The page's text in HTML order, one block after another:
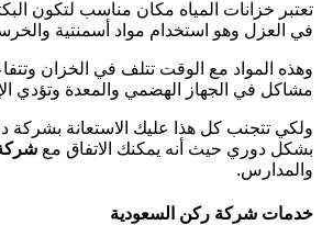
تعتبر خزانات المياه مكان مناسب لتكون
في العزل وهو استخدام مواد أسمنتية
وهذه المواد مع الوقت تتلف في الخزان
مشاكل في الجهاز الهضمي والمعدة وتؤدي
ولكي تتجنب كل هذا عليك الاستعانة بشركة
بشكل دوري حيث أنه يمكنك الاتفاق مع
والمدارس.
خدمات شركة ركن السعودية